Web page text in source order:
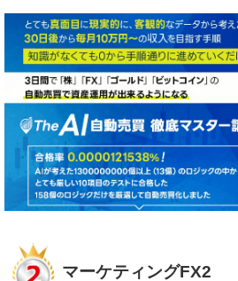
マーケティングFX2